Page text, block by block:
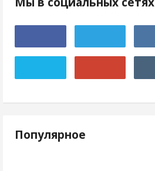
Популярное